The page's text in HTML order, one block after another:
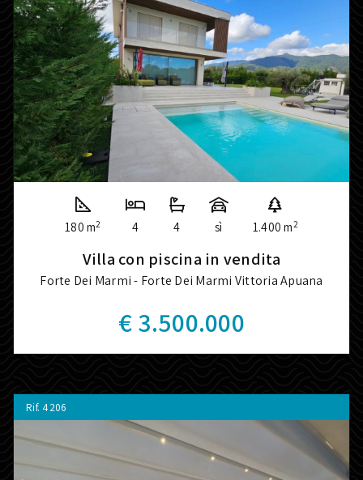
180 m2 4 4 sì 1.400 m2
Villa con piscina in vendita
Forte Dei Marmi - Forte Dei Marmi Vittoria Apuana
€ 3.500.000
Rif. 4206